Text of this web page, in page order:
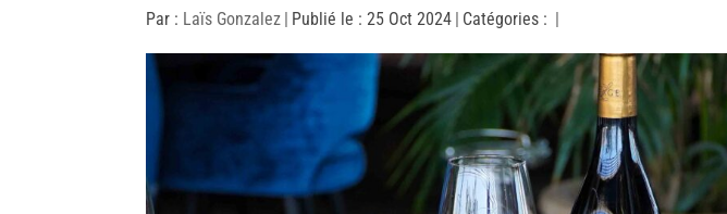
Par : Laïs Gonzalez | Publié le : 25 Oct 2024 | Catégories : |